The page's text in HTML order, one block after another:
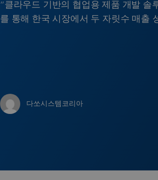
“클라우드 기반의 협업용 제품 개발 솔
를 통해 한국 시장에서 두 자릿수 매출
다쏘시스템코리아